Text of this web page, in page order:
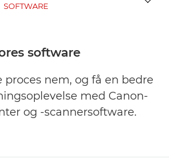
SOFTWARE
software
proces nem, og få en bedre
med Canon-
og -scannersoftware.